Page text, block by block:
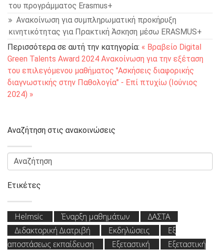
του προγράμματος Erasmus+
Ανακοίνωση για συμπληρωματική προκήρυξη
κινητικότητας για Πρακτική Άσκηση μέσω ERASMUS+
Περισσότερα σε αυτή την κατηγορία: « Βραβείο Digital
Green Talents Award 2024 Ανακοίνωση για την εξέταση
του επιλεγόμενου μαθήματος "Ασκήσεις διαφορικής
διαγνωστικής στην Παθολογία" - Επί πτυχίω (Ιούνιος
2024) »
Αναζήτηση στις ανακοινώσεις
Ετικέτες
Helmsic Έναρξη μαθημάτων
ΔΑΣΤΑ
Διδακτορική Διατριβή
Εκδηλώσεις
Εξ
αποστάσεως εκπαίδευση
Εξεταστική
Εξεταστική